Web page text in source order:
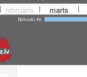
februāris marts
Helsinki-86